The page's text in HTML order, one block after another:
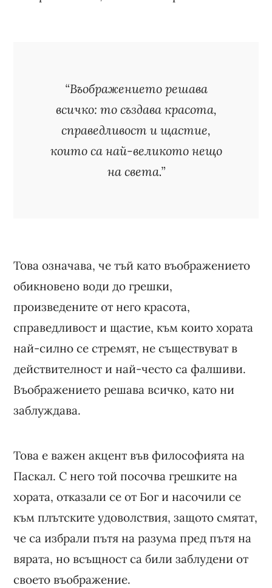
“Въображението решава
всичко: то създава красота,
справедливост и щастие,
които са най-великото нещо
на света.”
Това означава, че тъй като въображението
обикновено води до грешки,
произведените от него красота,
справедливост и щастие, към които хората
най-силно се стремят, не съществуват в
действителност и най-често са фалшиви.
Въображението решава всичко, като ни
заблуждава.
Това е важен акцент във философията на
Паскал. С него той посочва грешките на
хората, отказали се от Бог и насочили се
към плътските удоволствия, защото смятат,
че са избрали пътя на разума пред пътя на
вярата, но всъщност са били заблудени от
своето въображение.